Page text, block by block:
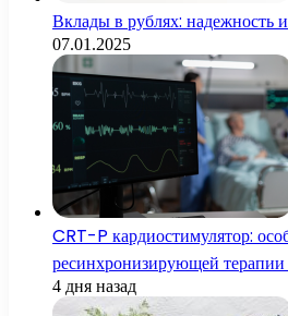
Вклады в рублях: надежность
07.01.2025
CRT-P кардиостимулятор:
ресинхронизирующей
4 дня назад